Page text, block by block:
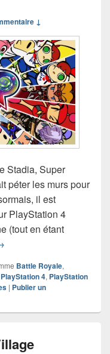
↓
Stadia, Super
péter les murs pour
il est
PlayStation 4
(tout en étant
jeu vidéo
Battle Royale,
PlayStation 4, PlayStation
| Publier un